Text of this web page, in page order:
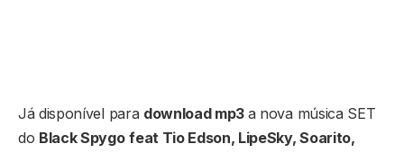
Já disponível para download mp3 a nova música SET
do Black Spygo feat Tio Edson, LipeSky, Soarito,